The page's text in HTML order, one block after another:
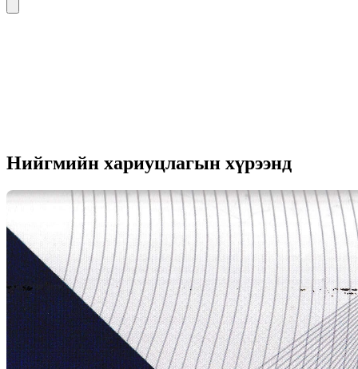
Нийгмийн хариуцлагын хүрээнд